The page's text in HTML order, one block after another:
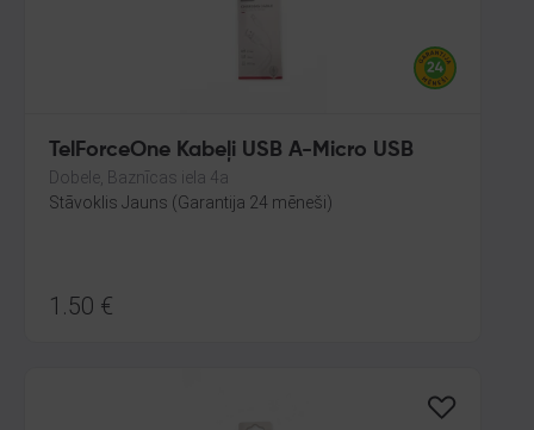
TelForceOne Kabeļi USB A-Micro USB
Dobele, Baznīcas iela 4a
Stāvoklis Jauns (Garantija 24 mēneši)
1.50 €